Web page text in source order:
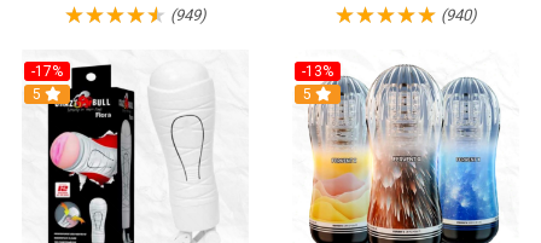
(949) (940)
-17%
5
-13%
Hot
5